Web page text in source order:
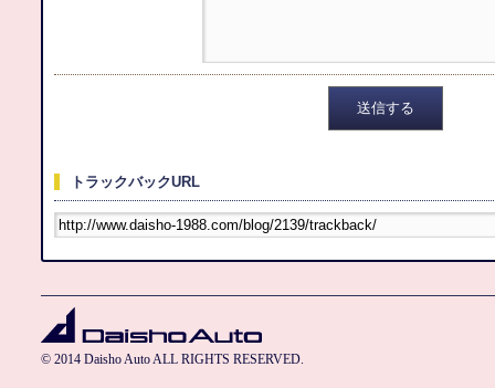
トラックバックURL
© 2014 Daisho Auto ALL RIGHTS RESERVED.